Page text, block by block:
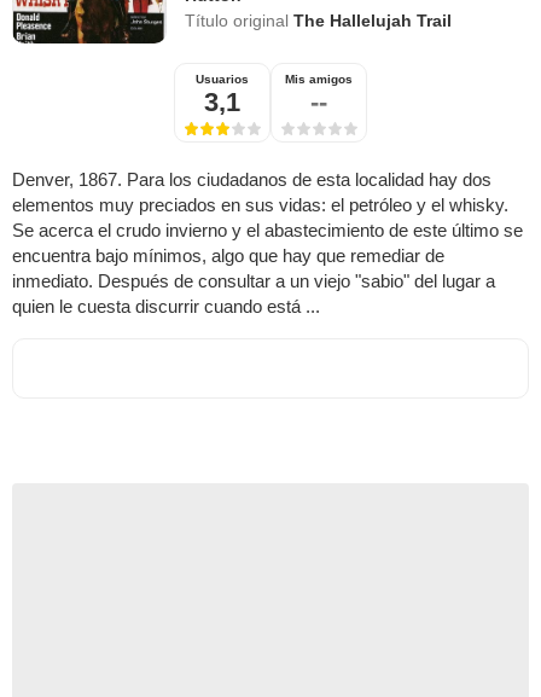
Título originalThe Hallelujah Trail
Usuarios
3,1
Mis amigos
--
Denver, 1867. Para los ciudadanos de esta localidad hay dos
elementos muy preciados en sus vidas: el petróleo y el whisky.
Se acerca el crudo invierno y el abastecimiento de este último se
encuentra bajo mínimos, algo que hay que remediar de
inmediato. Después de consultar a un viejo "sabio" del lugar a
quien le cuesta discurrir cuando está ...